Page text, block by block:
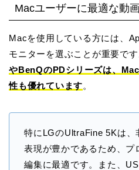
Macユーザーに最適な動
Macを使用している方には、
モニターを選ぶことが重要です
やBenQのPDシリーズは、
性も優れています。
特にLGのUltraFine 5Kは、
表現が豊かであるため、プ
編集に最適です。また、